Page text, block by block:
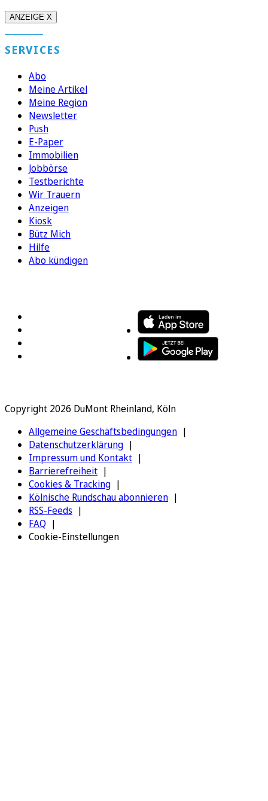
ANZEIGE X
SERVICES
Abo
Meine Artikel
Meine Region
Newsletter
Push
E-Paper
Immobilien
Jobbörse
Testberichte
Wir Trauern
Anzeigen
Kiosk
Bütz Mich
Hilfe
Abo kündigen
Copyright 2026 DuMont Rheinland, Köln
Allgemeine Geschäftsbedingungen
Datenschutzerklärung
Impressum und Kontakt
Barrierefreiheit
Cookies & Tracking
Kölnische Rundschau abonnieren
RSS-Feeds
FAQ
Cookie-Einstellungen